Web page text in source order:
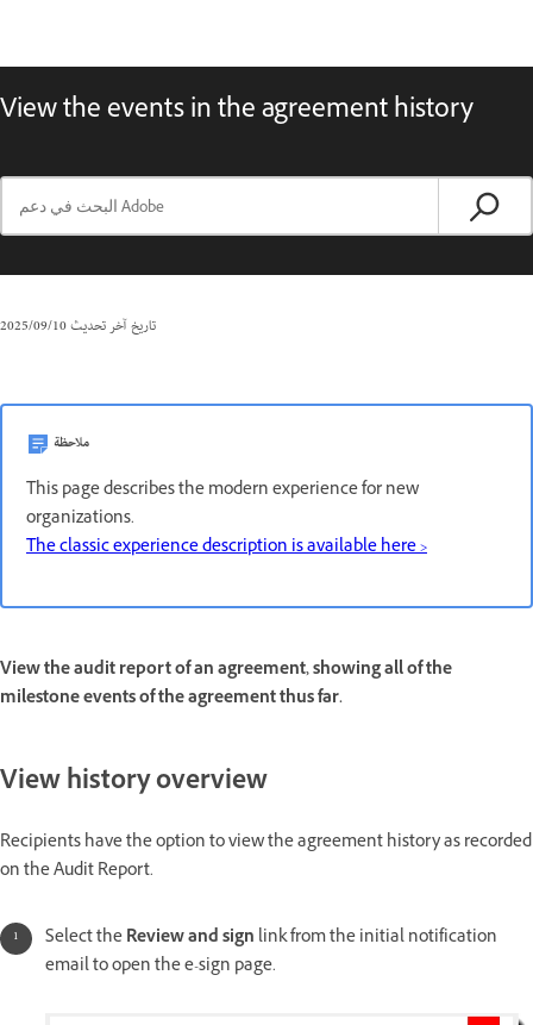
View the events in the agreement history
تاريخ آخر تحديث10‏/09‏/2025
ملاحظة
This page describes the modern experience for new
organizations.
The classic experience description is available here >
View the audit report of an agreement, showing all of the
milestone events of the agreement thus far.
View history overview
Recipients have the option to view the agreement history as recorded
on the Audit Report.
Select theReview and sign link from the initial notification
email to open the e-sign page.